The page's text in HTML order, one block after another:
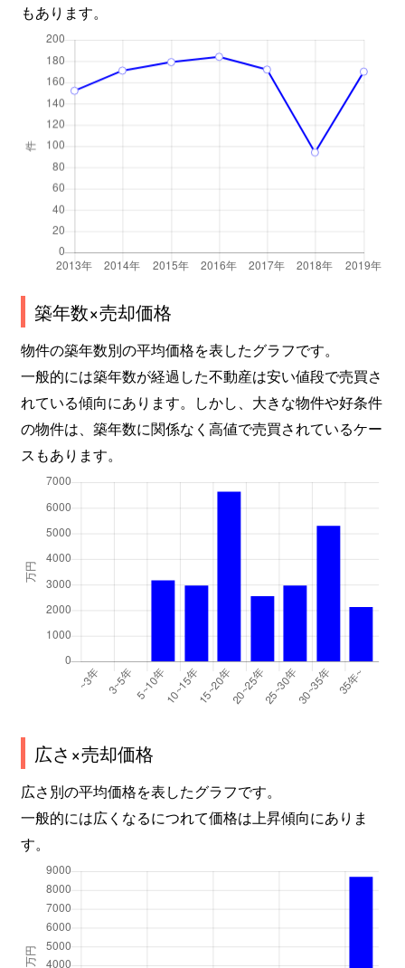
もあります。
築年数×売却価格
物件の築年数別の平均価格を表したグラフです。
一般的には築年数が経過した不動産は安い値段で売買さ
れている傾向にあります。しかし、大きな物件や好条件
の物件は、築年数に関係なく高値で売買されているケー
スもあります。
広さ×売却価格
広さ別の平均価格を表したグラフです。
一般的には広くなるにつれて価格は上昇傾向にありま
す。